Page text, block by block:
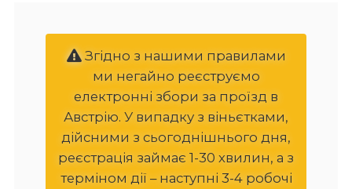
Згідно з нашими правилами
ми негайно реєструємо
електронні збори за проїзд в
Австрію. У випадку з віньєтками,
дійсними з сьогоднішнього дня,
реєстрація займає 1-30 хвилин, а з
терміном дії – наступні 3-4 робочі